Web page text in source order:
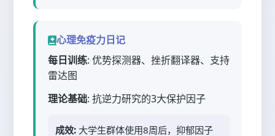
心理免疫力日记
每日训练: 优势探测器、挫折翻译器、支持
雷达图
理论基础: 抗逆力研究的3大保护因子
成效: 大学生群体使用8周后，抑郁因子